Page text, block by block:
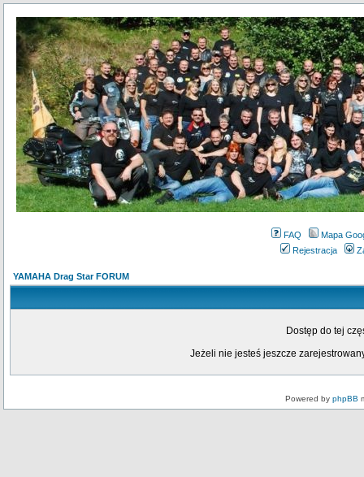
FAQ
Mapa
Rejestracja
YAMAHA Drag Star FORUM
Dostęp do tej
Jeżeli nie jesteś jeszcze
Powered by phpBB